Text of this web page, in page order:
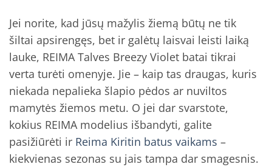
Jei norite, kad jūsų mažylis žiemą būtų ne tik
šiltai apsirengęs, bet ir galėtų laisvai leisti laiką
lauke, REIMA Talves Breezy Violet batai tikrai
verta turėti omenyje. Jie – kaip tas draugas, kuris
niekada nepalieka šlapio pėdos ar nuviltos
mamytės žiemos metu. O jei dar svarstote,
kokius REIMA modelius išbandyti, galite
pasižiūrėti ir Reima Kiritin batus vaikams –
kiekvienas sezonas su jais tampa dar smagesnis.